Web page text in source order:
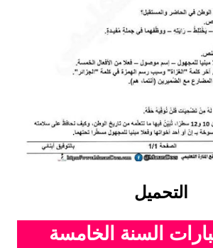
بحوث الرياضيات
بحوث الفيزياء و الكيمياء
بحوث العلوم الطبيعية
بحوث اللغة الفرنسية
بحوث اللغة الانجليزية
بحوث في مجالات اخرى
التحميل
السنة الخامسة